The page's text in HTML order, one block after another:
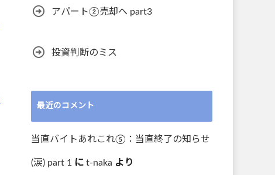
アパート②売却へ part3
投資判断のミス
最近のコメント
当直バイトあれこれ⑤：当直終了の知らせ
(涙) part 1 に t-naka より